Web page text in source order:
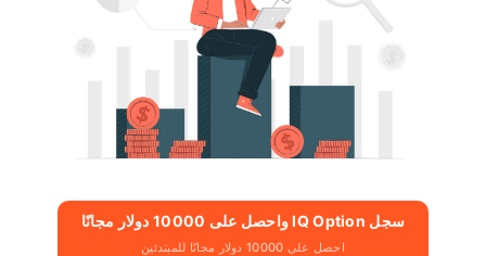
سجل IQ Option واحصل على 10000 دولار مجانًا
احصل على 10000 دولار مجانًا للمبتدئين